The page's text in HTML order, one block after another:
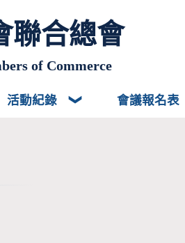
聯合總會
of Commerce
活動紀錄 會議報名表